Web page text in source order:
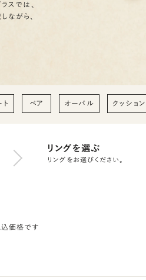
スでは、
ながら、
ト ペア オーバル クッション
リングを選ぶ
リングをお選びください。
価格です